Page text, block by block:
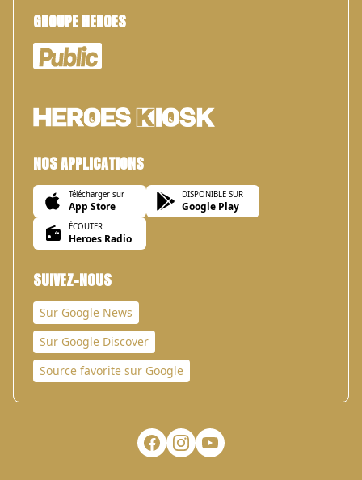
GROUPE HEROES
NOS APPLICATIONS
Télécharger sur
App Store
DISPONIBLE SUR
Google Play
ÉCOUTER
Heroes Radio
SUIVEZ-NOUS
Sur Google News
Sur Google Discover
Source favorite sur Google